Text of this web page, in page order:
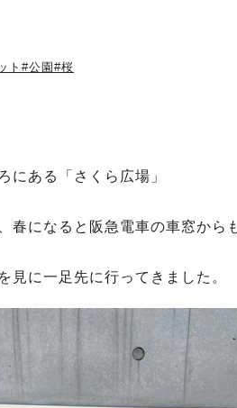
ト #公園 #桜
にある「さくら広場」
春になると阪急電車の車窓から
見に一足先に行ってきました。